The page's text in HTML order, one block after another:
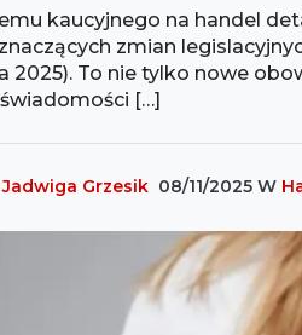
kaucyjnego na handel
zmian
2025). To nie tylko nowe
[…]
Jadwiga Grzesik 08/11/2025 W